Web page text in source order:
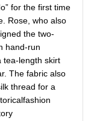
for the first time
Rose, who also
the two-
hand-run
tea-length skirt
The fabric also
thread for a